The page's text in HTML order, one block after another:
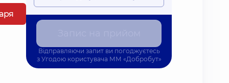
Відправляючи запит ви погоджуєтесь
з Угодою користувача ММ «Добробут»